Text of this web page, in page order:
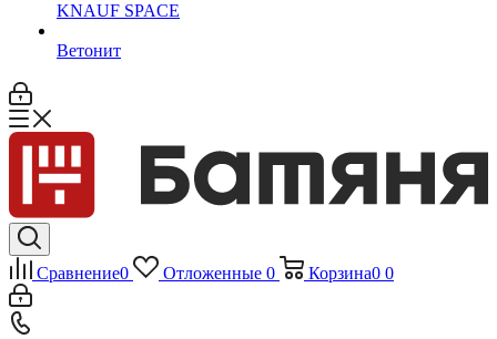
KNAUF SPACE
Ветонит
Сравнение0 Отложенные 0 Корзина0 0